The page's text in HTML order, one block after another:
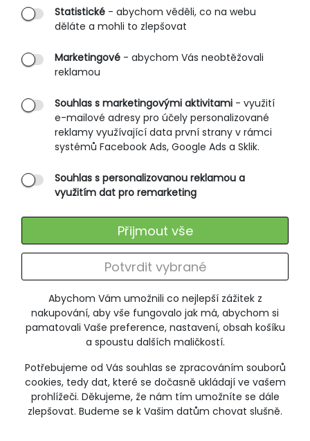
Abychom Vám umožnili co nejlepší zážitek z
nakupování, aby vše fungovalo jak má, abychom si
pamatovali Vaše preference, nastavení, obsah košíku
a spoustu dalších maličkostí.
Potřebujeme od Vás souhlas se zpracováním souborů
cookies, tedy dat, které se dočasně ukládají ve vašem
prohlížeči. Děkujeme, že nám tím umožníte se dále
zlepšovat. Budeme se k Vašim datům chovat slušně.
Statistické - abychom věděli, co na webu
děláte a mohli to zlepšovat
Marketingové - abychom Vás neobtěžovali
reklamou
Souhlas s marketingovými aktivitami - využití
e-mailové adresy pro účely personalizované
reklamy využívající data první strany v rámci
systémů Facebook Ads, Google Ads a Sklik.
Souhlas s personalizovanou reklamou a
využitím dat pro remarketing
Potvrdit vybrané
Přijmout vše
Dámské tričko, krátký rukáv KODUKA
803
VÝPRODEJ
SLEVA -20%